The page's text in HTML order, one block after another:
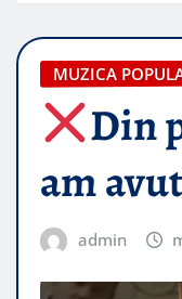
MUZICA
Din
am avut
admin